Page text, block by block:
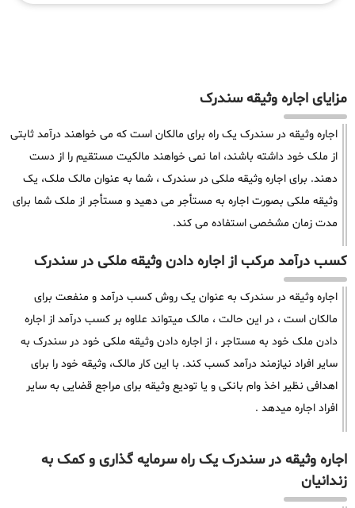
مزایای اجاره وثیقه سندرک
اجاره وثیقه در سندرک یک راه برای مالکان است که می خواهند درآمد ثابتی
از ملک خود داشته باشند، اما نمی خواهند مالکیت مستقیم را از دست
دهند. برای اجاره وثیقه ملکی در سندرک ، شما به عنوان مالک ملک، یک
وثیقه ملکی بصورت اجاره به مستأجر می دهید و مستأجر از ملک شما برای
مدت زمان مشخصی استفاده می کند.
کسب درآمد مرکب از اجاره دادن وثیقه ملکی در سندرک
اجاره وثیقه در سندرک به عنوان یک روش کسب درآمد و منفعت برای
مالکان است ، در این حالت ، مالک میتواند علاوه بر کسب درآمد از اجاره
دادن ملک خود به مستاجر ، از اجاره دادن وثیقه ملکی خود در سندرک به
سایر افراد نیازمند درآمد کسب کند. با این کار مالک، وثیقه خود را برای
اهدافی نظیر اخذ وام بانکی و یا تودیع وثیقه برای مراجع قضایی به سایر
افراد اجاره میدهد .
اجاره وثیقه در سندرک یک راه سرمایه گذاری و کمک به
زندانیان